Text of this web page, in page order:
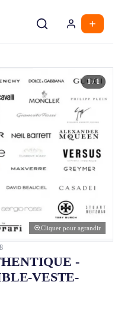
1 / 1
Cliquer pour agrandir
-
VESTE-